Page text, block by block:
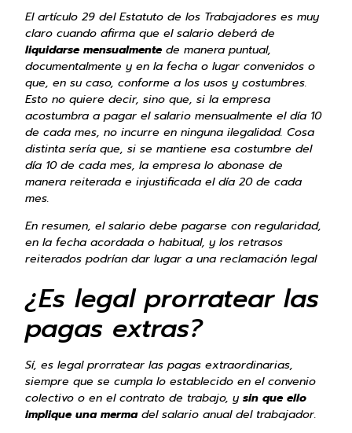
El artículo 29 del Estatuto de los Trabajadores es muy
claro cuando afirma que el salario deberá de
liquidarse mensualmentede manera puntual,
documentalmente y en la fecha o lugar convenidos o
que, en su caso, conforme a los usos y costumbres.
Esto no quiere decir, sino que, si la empresa
acostumbra a pagar el salario mensualmente el día 10
de cada mes, no incurre en ninguna ilegalidad. Cosa
distinta sería que, si se mantiene esa costumbre del
día 10 de cada mes, la empresa lo abonase de
manera reiterada e injustificada el día 20 de cada
mes.
En resumen, el salario debe pagarse con regularidad,
en la fecha acordada o habitual, y los retrasos
reiterados podrían dar lugar a una reclamación legal
¿Es legal prorratear las
pagas extras?
Sí, es legal prorratear las pagas extraordinarias,
siempre que se cumpla lo establecido en el convenio
colectivo o en el contrato de trabajo, ysin que ello
implique una mermadel salario anual del trabajador.